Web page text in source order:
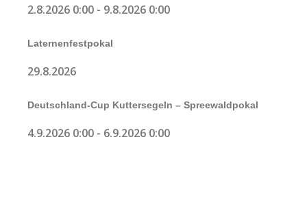
2.8.2026 0:00 - 9.8.2026 0:00
Laternenfestpokal
29.8.2026
Deutschland-Cup Kuttersegeln – Spreewaldpokal
4.9.2026 0:00 - 6.9.2026 0:00